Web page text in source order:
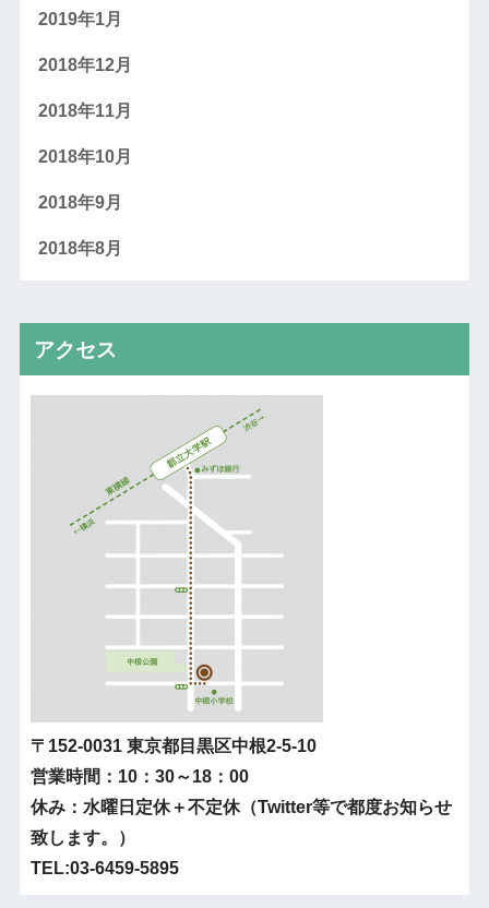
2019年1月
2018年12月
2018年11月
2018年10月
2018年9月
2018年8月
アクセス
〒152-0031 東京都目黒区中根2-5-10
営業時間：10：30～18：00
休み：水曜日定休＋不定休（Twitter等で都度お知らせ
致します。）
TEL:03-6459-5895